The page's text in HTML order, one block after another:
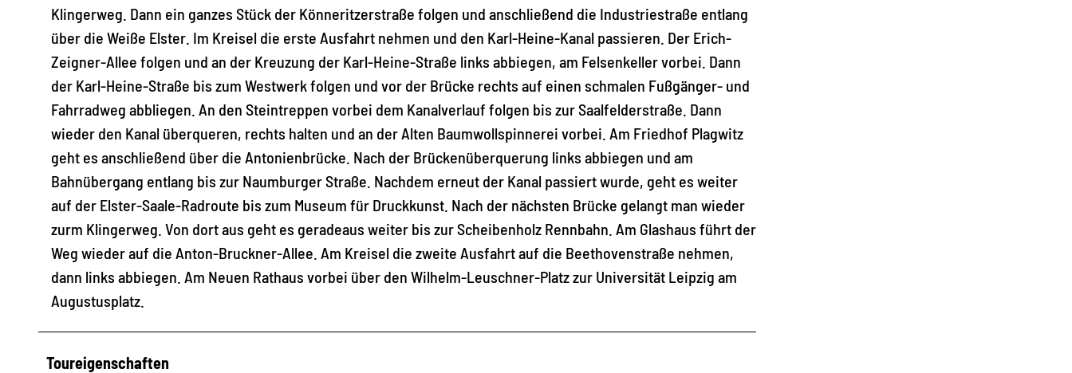
Klingerweg. Dann ein ganzes Stück der Könneritzerstraße folgen und anschließend die Industriestraße entlang
über die Weiße Elster. Im Kreisel die erste Ausfahrt nehmen und den Karl-Heine-Kanal passieren. Der Erich-
Zeigner-Allee folgen und an der Kreuzung der Karl-Heine-Straße links abbiegen, am Felsenkeller vorbei. Dann
der Karl-Heine-Straße bis zum Westwerk folgen und vor der Brücke rechts auf einen schmalen Fußgänger- und
Fahrradweg abbliegen. An den Steintreppen vorbei dem Kanalverlauf folgen bis zur Saalfelderstraße. Dann
wieder den Kanal überqueren, rechts halten und an der Alten Baumwollspinnerei vorbei. Am Friedhof Plagwitz
geht es anschließend über die Antonienbrücke. Nach der Brückenüberquerung links abbiegen und am
Bahnübergang entlang bis zur Naumburger Straße. Nachdem erneut der Kanal passiert wurde, geht es weiter
auf der Elster-Saale-Radroute bis zum Museum für Druckkunst. Nach der nächsten Brücke gelangt man wieder
zurm Klingerweg. Von dort aus geht es geradeaus weiter bis zur Scheibenholz Rennbahn. Am Glashaus führt der
Weg wieder auf die Anton-Bruckner-Allee. Am Kreisel die zweite Ausfahrt auf die Beethovenstraße nehmen,
dann links abbiegen. Am Neuen Rathaus vorbei über den Wilhelm-Leuschner-Platz zur Universität Leipzig am
Augustusplatz.
Toureigenschaften